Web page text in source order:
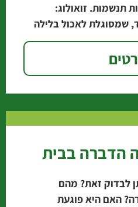
תנשמות. זואולוג:
שמסוגלת לאכול בלילה
הדברה בבית
לבדוק זאת? מהם
האם היא פוגעת